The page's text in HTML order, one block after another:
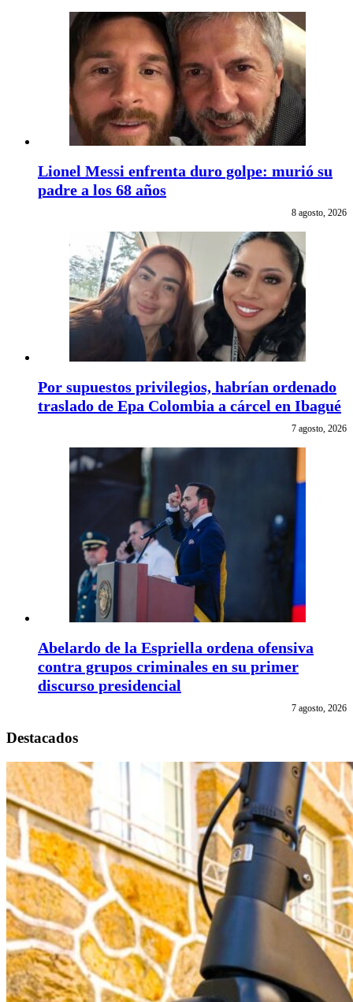
Lionel Messi enfrenta duro golpe: murió su
padre a los 68 años
8 agosto, 2026
Por supuestos privilegios, habrían ordenado
traslado de Epa Colombia a cárcel en Ibagué
7 agosto, 2026
Abelardo de la Espriella ordena ofensiva
contra grupos criminales en su primer
discurso presidencial
7 agosto, 2026
Destacados